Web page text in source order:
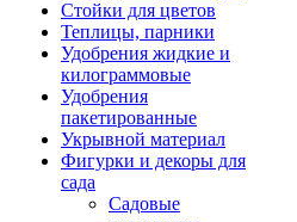
Стойки для цветов
Теплицы, парники
Удобрения жидкие и
килограммовые
Удобрения
пакетированные
Укрывной материал
Фигурки и декоры для
сада
Садовые